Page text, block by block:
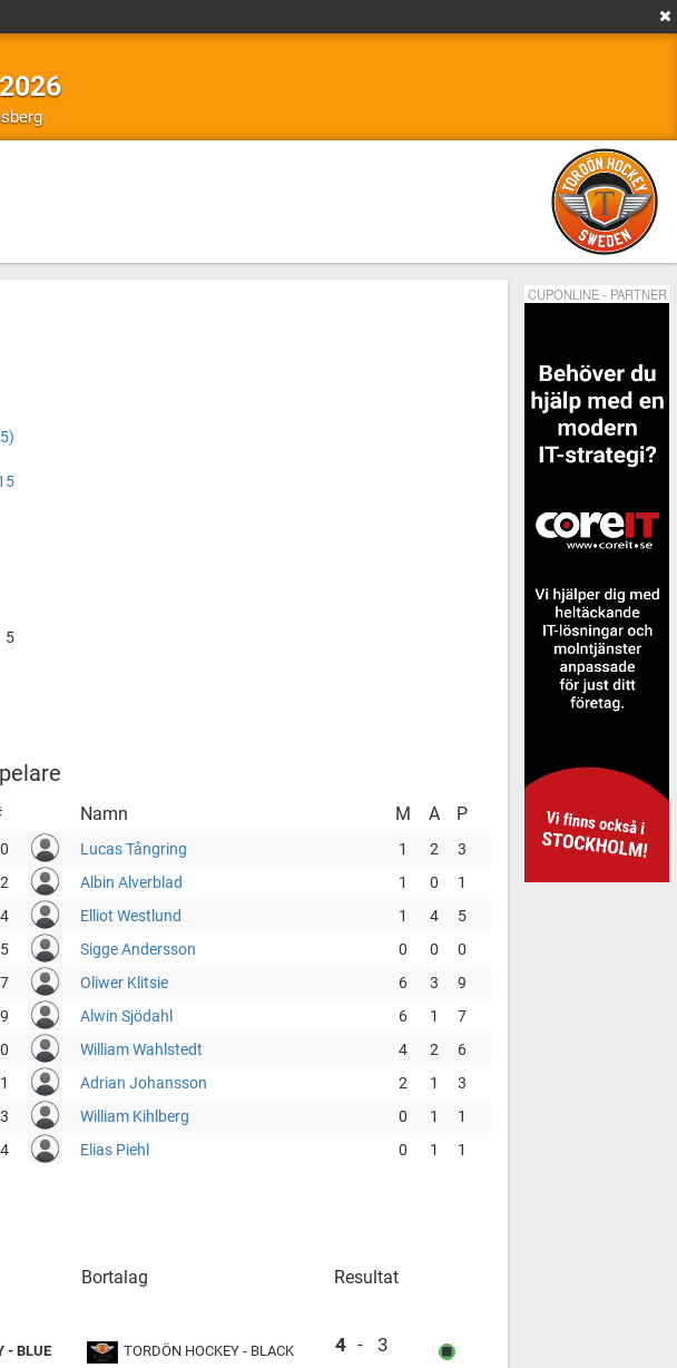
Salem,
Katrineholm,
5
Namn M A P
Lucas Tångring 1 2
3
Albin Alverblad 1 0
1
Elliot Westlund 1 4
5
Sigge Andersson 0 0
0
Oliwer Klitsie 6 3
9
Alwin Sjödahl 6 1
7
William Wahlstedt 4 2
6
Adrian Johansson 2 1
3
William Kihlberg 0 1
1
Elias Piehl 0 1 1
Bortalag
Resultat
- BLUE TORDÖN HOCKEY - BLACK Tordön Hockey - Blue vs Tordön Hockey -
4 - 3
CUPONLINE - PARTNER